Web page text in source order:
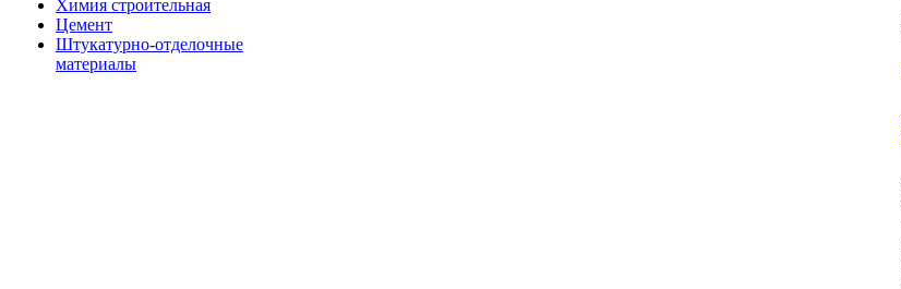
Химия строительная
Цемент
Штукатурно-отделочные
материалы